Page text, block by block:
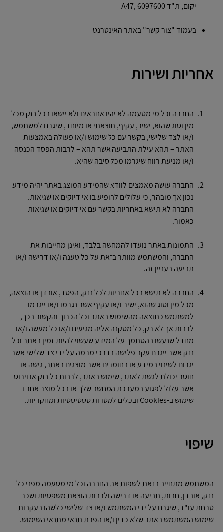
יקום, ת"ד A47, 6097600
בעמוד "צור קשר" באתר האינטרנט
אחריות ושירות
החברה וכל מי מטעמה לא יהיו אחראים ולא יישאו בכל נזק מכל
מין וסוג שהוא, ישיר, עקיף, תוצאתי או מיוחד, שיגרם למשתמש,
ו/או לצד שלישי, בקשר עם כל שימוש ו/או פעולה באמצעות
האתר – תהא עילת התביעה אשר תהא – לרבות הפסד הכנסה
ו/או מניעת רווח שיגרמו מכל סיבה שהיא.
החברה עושה מאמצים לוודא שהמידע המוצג באתר יהיה מידע
נכון אך מובהר, כי עלולים להופיע בו אי דיוקים או שגיאות.
החברה לא תישא באחריות בקשר עם אי דיוקים או שגיאות
כאמור.
התמונות באתר נועדו להמחשה בלבד, ואינן מחייבות את
החברה, והמשתמש מוותר בזאת על כל טענה ו/או דרישה ו/או
תביעה בעניין זה.
החברה לא תישא בכל אחריות לכל נזק, הפסד, אובדן או הוצאה,
מכל מין וסוג שהוא, ישיר ו/או עקיף אשר נגרמו ו/או ייגרמו
למשתמש כתוצאה מהשימוש באתר וכל הכרוך והקשור בכך,
לרבות אך לא רק, כל מסקנה אליה מגיעים ו/או כל מעשה ו/או
מחדל שנעשו בהסתמך על המידע שעשוי להיות זמין באתר וכל
נזק אשר ייגרם עקב פלישה בדרכי מרמה על ידי צד שלישי אשר
יגרום לשינוי במידע או בחומרים אשר מוצגים באתר, גישה או
חוסר יכולת לגשת לאתר, שימוש באתר, לרבות כל נזק או וירוס
אשר עלול לפגוע במערכת המחשב שלך או בכל מוצר אחר ו-
שימוש ב-Cookies ובכלים למטרות סטטיסטיות ומחקריות.
שיפוי
המשתמש מתחייב בזאת לשפות את החברה וכל מי מטעמה מפני כל
נזק, אובדן, חבות, תביעה או דרישה ולרבות הוצאת משפטיות ושכר
טרחת עו"ד, שיגרם על ידי המשתמש ו/או צד שלישי כלשהו בעקבות
שימוש המשתמש באתר שלא כדין ו/או הפרת תנאי מתנאי השימוש.